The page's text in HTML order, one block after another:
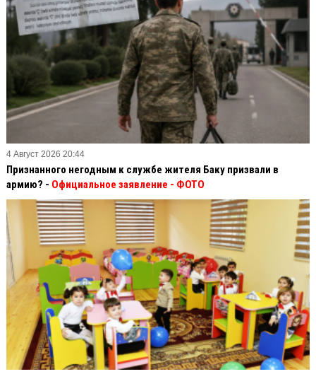
4 Август 2026 20:44
Признанного негодным к службе жителя Баку призвали в
армию? - Официальное заявление - ФОТО